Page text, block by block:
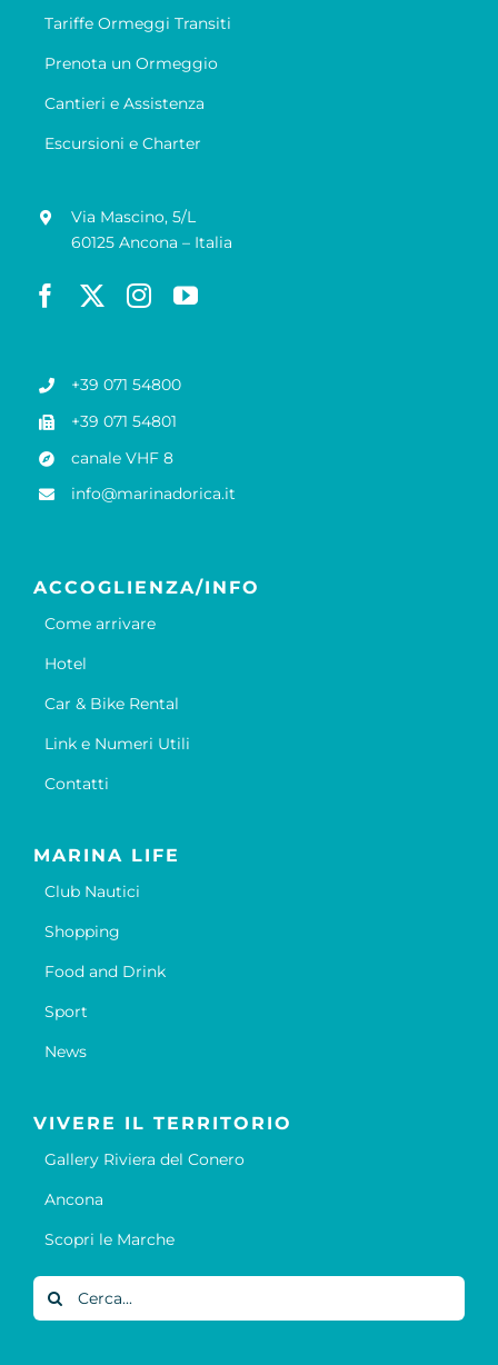
Tariffe Ormeggi Transiti
Prenota un Ormeggio
Cantieri e Assistenza
Escursioni e Charter
Via Mascino, 5/L
60125 Ancona – Italia
+39 071 54800
+39 071 54801
canale VHF 8
info@marinadorica.it
ACCOGLIENZA/INFO
Come arrivare
Hotel
Car & Bike Rental
Link e Numeri Utili
Contatti
MARINA LIFE
Club Nautici
Shopping
Food and Drink
Sport
News
VIVERE IL TERRITORIO
Gallery Riviera del Conero
Ancona
Scopri le Marche
Cerca
per: